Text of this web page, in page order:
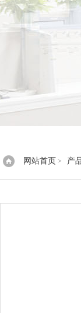
网站首页 > 产